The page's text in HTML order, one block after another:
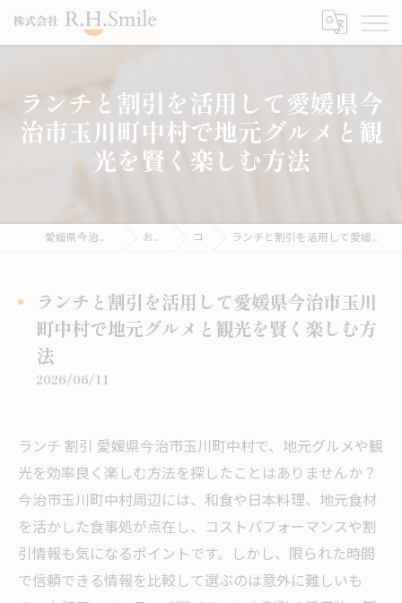
ランチと割引を活用して愛媛県今
治市玉川町中村で地元グルメと観
光を賢く楽しむ方法
愛媛県今治市のうどんならこがね製麺所 お役立ち情報 コラム ランチと割引を活用して愛媛県今治市玉川町中村で地元グルメと観光を賢く楽しむ方法
ランチと割引を活用して愛媛県今治市玉川
町中村で地元グルメと観光を賢く楽しむ方
法
2026/06/11
ランチ 割引 愛媛県今治市玉川町中村で、地元グルメや観
光を効率良く楽しむ方法を探したことはありませんか？
今治市玉川町中村周辺には、和食や日本料理、地元食材
を活かした食事処が点在し、コストパフォーマンスや割
引情報も気になるポイントです。しかし、限られた時間
で信頼できる情報を比較して選ぶのは意外に難しいも